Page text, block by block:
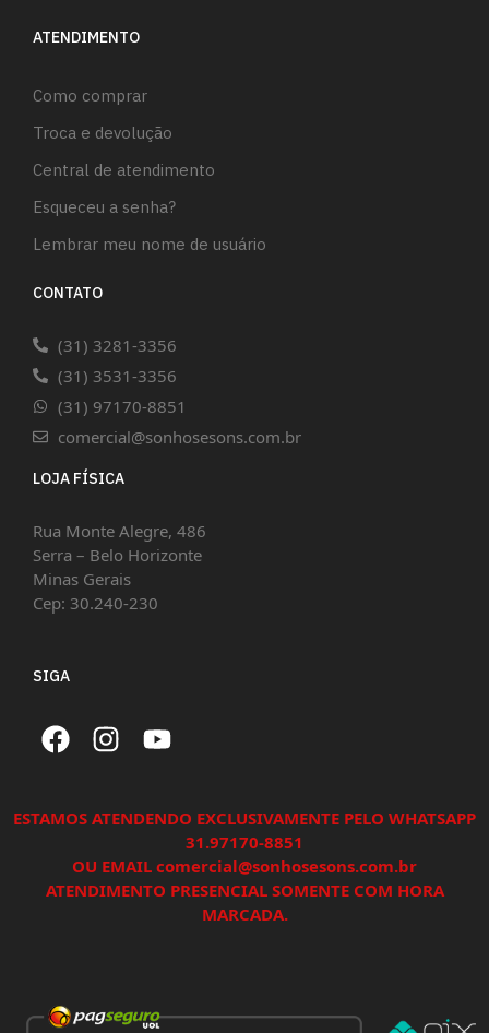
ATENDIMENTO
Como comprar
Troca e devolução
Central de atendimento
Esqueceu a senha?
Lembrar meu nome de usuário
CONTATO
(31) 3281-3356
(31) 3531-3356
(31) 97170-8851
comercial@sonhosesons.com.br
LOJA FÍSICA
Rua Monte Alegre, 486
Serra – Belo Horizonte
Minas Gerais
Cep: 30.240-230
SIGA
ESTAMOS ATENDENDO EXCLUSIVAMENTE PELO WHATSAPP
31.97170-8851
OU EMAIL comercial@sonhosesons.com.br
ATENDIMENTO PRESENCIAL SOMENTE COM HORA
MARCADA.